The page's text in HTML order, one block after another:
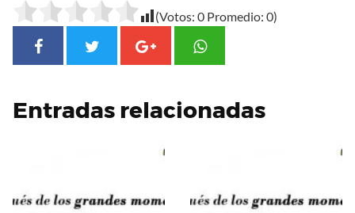
(Votos: 0 Promedio: 0)
Entradas relacionadas